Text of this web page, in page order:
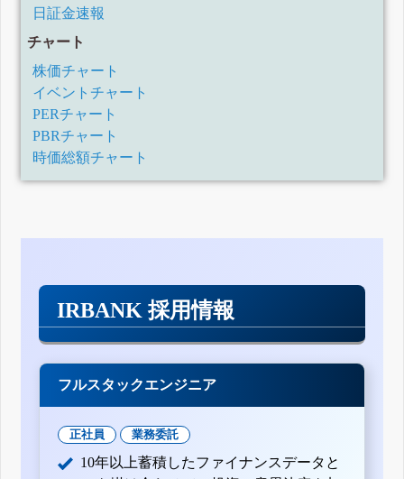
日証金速報
チャート
株価チャート
イベントチャート
PERチャート
PBRチャート
時価総額チャート
IRBANK 採用情報
フルスタックエンジニア
正社員 業務委託
10年以上蓄積したファイナンスデータと